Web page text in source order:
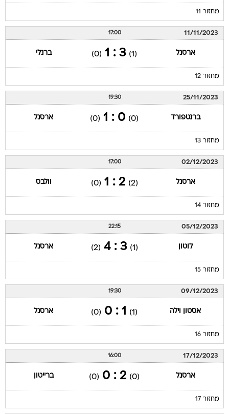
מחזור 11
11/11/2023
17:00
ארסנל (1)
3 : 1
(0) ברנלי
מחזור 12
25/11/2023
19:30
ברנטפורד (0)
0 : 1
(0) ארסנל
מחזור 13
02/12/2023
17:00
ארסנל (2)
2 : 1
(0) וולבס
מחזור 14
05/12/2023
22:15
לוטון (1)
3 : 4
(2) ארסנל
מחזור 15
09/12/2023
19:30
אסטון וילה (1)
1 : 0
(0) ארסנל
מחזור 16
17/12/2023
16:00
ארסנל (0)
2 : 0
(0) ברייטון
מחזור 17